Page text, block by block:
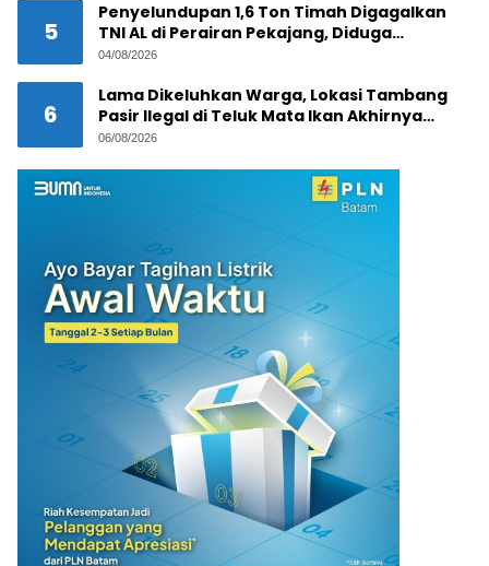
5
Penyelundupan 1,6 Ton Timah Digagalkan
TNI AL di Perairan Pekajang, Diduga
Melibatkan Jaringan Internasional
04/08/2026
6
Lama Dikeluhkan Warga, Lokasi Tambang
Pasir Ilegal di Teluk Mata Ikan Akhirnya
Digerebek
06/08/2026